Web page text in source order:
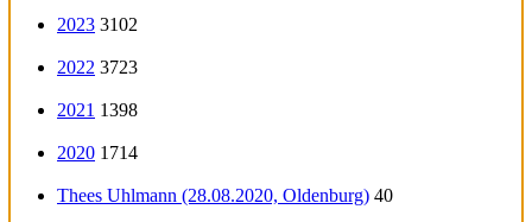
2023 3102
2022 3723
2021 1398
2020 1714
Thees Uhlmann (28.08.2020, Oldenburg) 40